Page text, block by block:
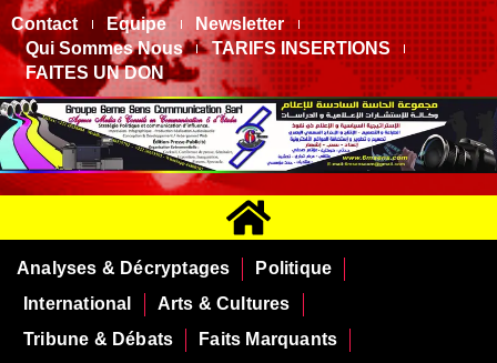
Contact Equipe
Newsletter
Qui Sommes Nous
TARIFS INSERTIONS
FAITES UN DON
Analyses & Décryptages
Politique
International
Arts & Cultures
Tribune & Débats
Faits Marquants